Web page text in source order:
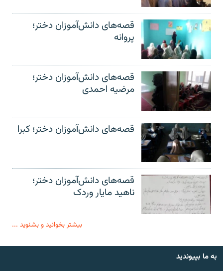
قصه‌های دانش‌آموزان دختر؛
پروانه
قصه‌های دانش‌آموزان دختر؛
مرضیه احمدی
قصه‌های دانش‌آموزان دختر؛ کبرا
قصه‌های دانش‌آموزان دختر؛
ناهید مایار وردک
بیشتر بخوانید و بشنوید ...
به ما بپیوندید